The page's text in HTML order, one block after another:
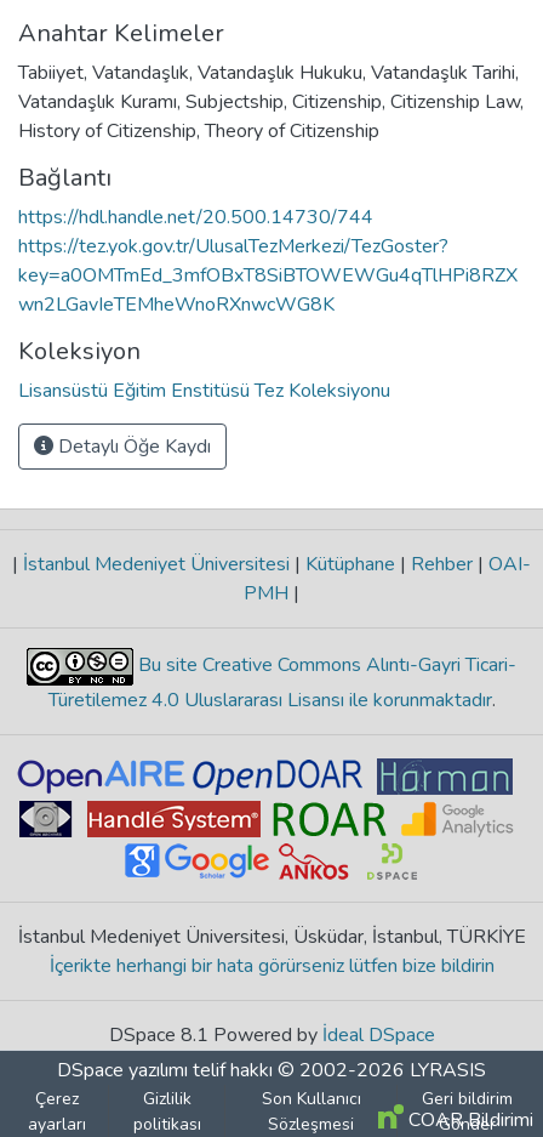
Anahtar Kelimeler
Tabiiyet, Vatandaşlık, Vatandaşlık Hukuku, Vatandaşlık Tarihi,
Vatandaşlık Kuramı, Subjectship, Citizenship, Citizenship Law,
History of Citizenship,Theory of Citizenship
Bağlantı
https://hdl.handle.net/20.500.14730/744
https://tez.yok.gov.tr/UlusalTezMerkezi/TezGoster?
key=a0OMTmEd_3mfOBxT8SiBTOWEWGu4qTlHPi8RZX
wn2LGavIeTEMheWnoRXnwcWG8K
Koleksiyon
Lisansüstü Eğitim Enstitüsü Tez Koleksiyonu
Detaylı Öğe Kaydı
| İstanbul Medeniyet Üniversitesi | Kütüphane | Rehber | OAI-
PMH |
Bu site Creative Commons Alıntı-Gayri Ticari-
Türetilemez 4.0 Uluslararası Lisansı ile korunmaktadır.
İstanbul Medeniyet Üniversitesi, Üsküdar, İstanbul, TÜRKİYE
İçerikte herhangi bir hata görürseniz lütfen bize bildirin
DSpace 8.1 Powered by İdeal DSpace
DSpace yazılımı telif hakkı © 2002-2026 LYRASIS
Çerez
ayarları
Gizlilik
politikası
Son Kullanıcı
Sözleşmesi
Geri bildirim
Gönder
COAR Bildirimi